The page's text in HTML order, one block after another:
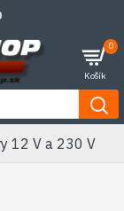
0
12 V a 230 V